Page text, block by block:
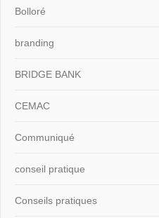
Bolloré
branding
BRIDGE BANK
CEMAC
Communiqué
conseil pratique
Conseils pratiques